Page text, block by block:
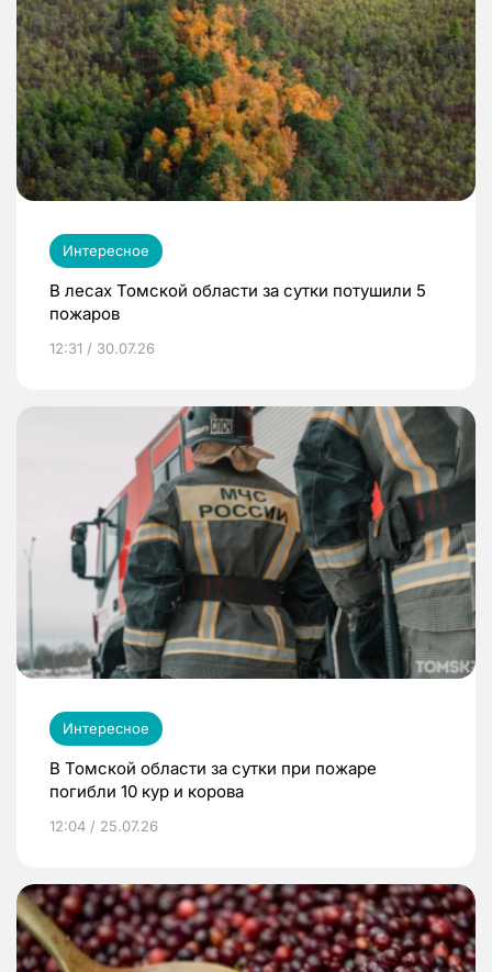
Интересное
В лесах Томской области за сутки потушили 5
пожаров
12:31 / 30.07.26
Интересное
В Томской области за сутки при пожаре
погибли 10 кур и корова
12:04 / 25.07.26